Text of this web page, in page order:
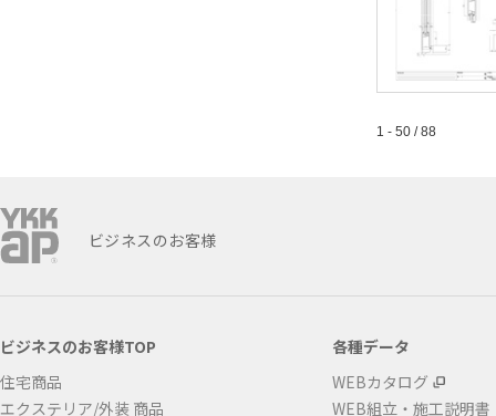
1 - 50 / 88
ビジネスのお客様
ビジネスのお客様TOP
住宅商品
エクステリア/外装 商品
各種データ
WEBカタログ
WEB組立・施工説明書